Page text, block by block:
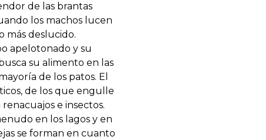
de las brantas
los machos lucen
más deslucido.
apelotonado y su
su alimento en las
de los patos. El
de los que engulle
e insectos.
en los lagos y en
se forman en cuanto